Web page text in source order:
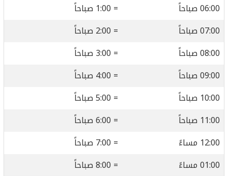
06:00 صباحاً
= 1:00 صباحاً
07:00 صباحاً
= 2:00 صباحاً
08:00 صباحاً
= 3:00 صباحاً
09:00 صباحاً
= 4:00 صباحاً
10:00 صباحاً
= 5:00 صباحاً
11:00 صباحاً
= 6:00 صباحاً
12:00 مساءً
= 7:00 صباحاً
01:00 مساءً
= 8:00 صباحاً